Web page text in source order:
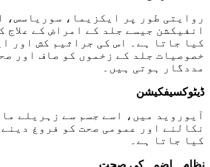
روایتی طور پر ایکزیما، سوریاسس،
انفیکشن جیسے جلد کے امراض کے علاج
کیا جاتا ہے۔ اس کی جراثیم کش اور
خصوصیات جلد کے زخموں کو صاف اور
مددگار ہوتی ہیں۔
ڈیٹوکسیفکیشن
آیوروید میں، اسے جسم سے زہریلے
نکالنے اور عمومی صحت کو فروغ
کیا جاتا ہے۔
نظام ہاضمہ کی صحت